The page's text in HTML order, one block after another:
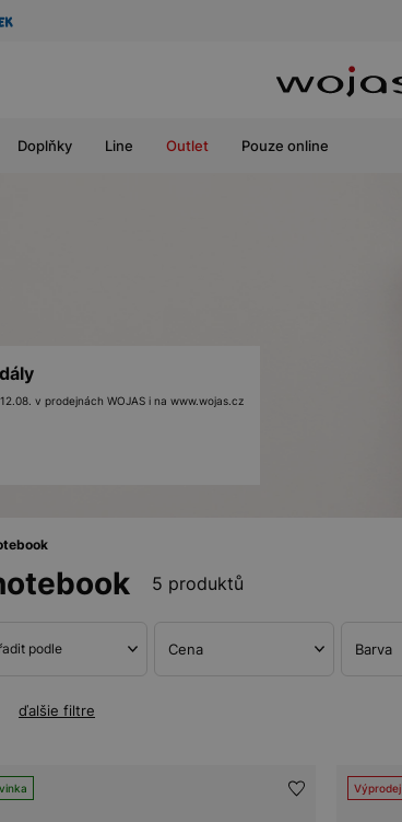
Doplňky Line Outlet Pouze online
v prodejnách WOJAS i na www.wojas.cz
5 produktů
podle Cena Barva
ďalšie filtre
Výprodej